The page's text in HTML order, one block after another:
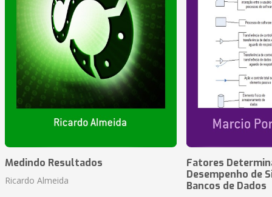
Medindo Resultados
Ricardo Almeida
Fatores
Desempenho de
Bancos de Dados